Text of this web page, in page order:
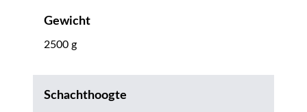
Gewicht
2500 g
Schachthoogte